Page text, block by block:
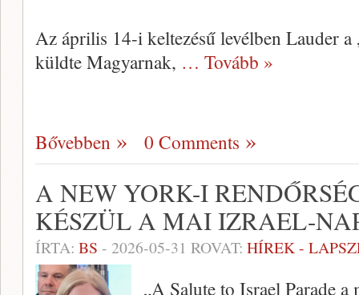
Az április 14-i keltezésű levélben Lauder a
küldte Magyarnak, … Tovább »
Bővebben 0 Comments
A NEW YORK-I
KÉSZÜL A MAI IZRAEL-
ÍRTA: BS - 2026-05-31 ROVAT: HÍREK -
„A Salute to Israel Parade a